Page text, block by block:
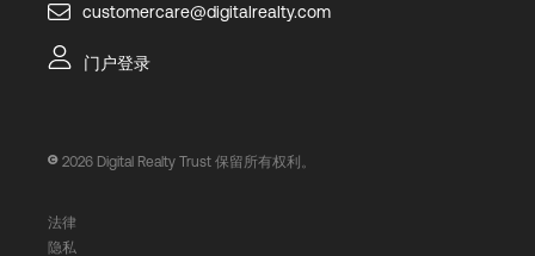
customercare@digitalrealty.com
门户登录
2026 Digital Realty Trust 保留所有权利。
法律
隐私